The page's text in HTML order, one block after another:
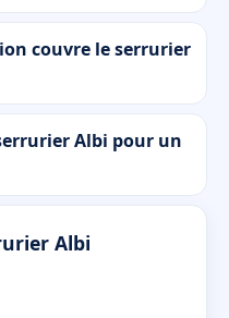
couvre le serrurier
Albi pour un
Albi